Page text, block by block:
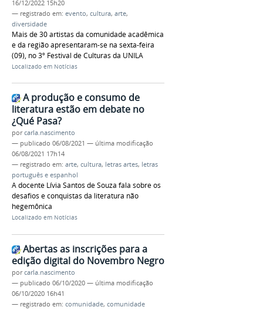
16/12/2022 15h20
— registrado em: evento, cultura, arte,
diversidade
Mais de 30 artistas da comunidade acadêmica
e da região apresentaram-se na sexta-feira
(09), no 3º Festival de Culturas da UNILA
Localizado em Notícias
A produção e consumo de
literatura estão em debate no
¿Qué Pasa?
porcarla.nascimento
— publicado 06/08/2021 — última modificação
06/08/2021 17h14
— registrado em: arte, cultura, letras artes, letras
português e espanhol
A docente Lívia Santos de Souza fala sobre os
desafios e conquistas da literatura não
hegemônica
Localizado em Notícias
Abertas as inscrições para a
edição digital do Novembro Negro
porcarla.nascimento
— publicado 06/10/2020 — última modificação
06/10/2020 16h41
— registrado em: comunidade, comunidade